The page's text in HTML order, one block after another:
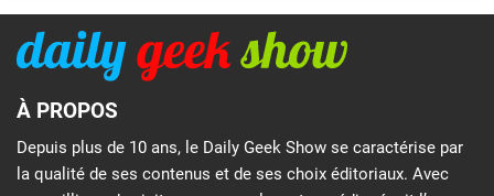
À PROPOS
Depuis plus de 10 ans, le Daily Geek Show se caractérise par
la qualité de ses contenus et de ses choix éditoriaux. Avec